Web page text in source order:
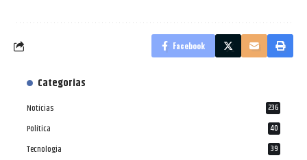
Facebook
Categorias
Notícias 236
Política 40
Tecnologia 39